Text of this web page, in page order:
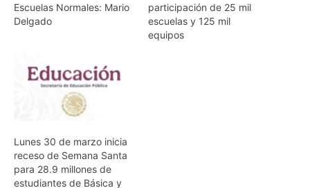
Escuelas Normales: Mario
Delgado
participación de 25 mil
escuelas y 125 mil
equipos
Lunes 30 de marzo inicia
receso de Semana Santa
para 28.9 millones de
estudiantes de Básica y